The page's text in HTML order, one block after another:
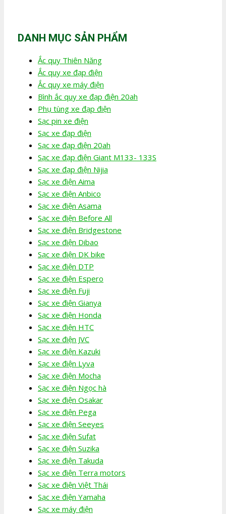
DANH MỤC SẢN PHẨM
Ắc quy Thiên Năng
Ắc quy xe đạp điện
Ắc quy xe máy điện
Bình ắc quy xe đạp điện 20ah
Phụ tùng xe đạp điện
Sạc pin xe điện
Sạc xe đạp điện
Sạc xe đạp điện 20ah
Sạc xe đạp điện Giant M133- 133S
Sạc xe đạp điện Nijia
Sạc xe điện Aima
Sạc xe điện Anbico
Sạc xe điện Asama
Sạc xe điện Before All
Sạc xe điện Bridgestone
Sạc xe điện Dibao
Sạc xe điện DK bike
Sạc xe điện DTP
Sạc xe điện Espero
Sạc xe điện Fuji
Sạc xe điện Gianya
Sạc xe điện Honda
Sạc xe điện HTC
Sạc xe điện JVC
Sạc xe điện Kazuki
Sạc xe điện Lyva
Sạc xe điện Mocha
Sạc xe điện Ngọc hà
Sạc xe điện Osakar
Sạc xe điện Pega
Sạc xe điện Seeyes
Sạc xe điện Sufat
Sạc xe điện Suzika
Sạc xe điện Takuda
Sạc xe điện Terra motors
Sạc xe điện Việt Thái
Sạc xe điện Yamaha
Sạc xe máy điện